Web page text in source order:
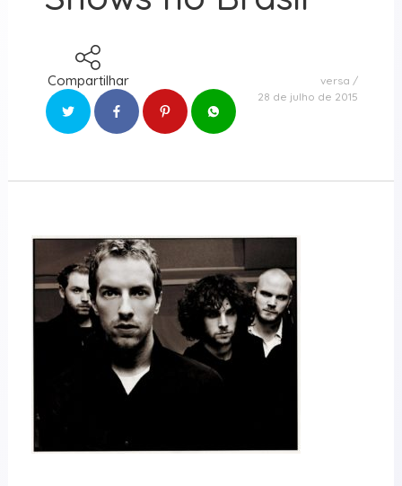
Compartilhar
versa
28 de julho de 2015